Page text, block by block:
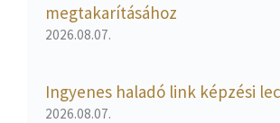
megtakarításához
2026.08.07.
Ingyenes haladó link képzési
2026.08.07.